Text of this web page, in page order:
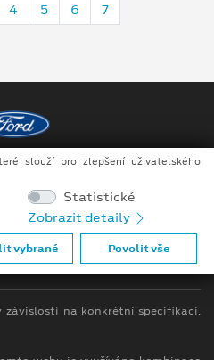
4 5 6 7
& Falge s.r.o.
podmínky
údajů konečných zákazníků
na konkrétní specifikaci.
slouží pro zlepšení uživatelského
Statistické
Zobrazit detaily
vybrané Povolit vše